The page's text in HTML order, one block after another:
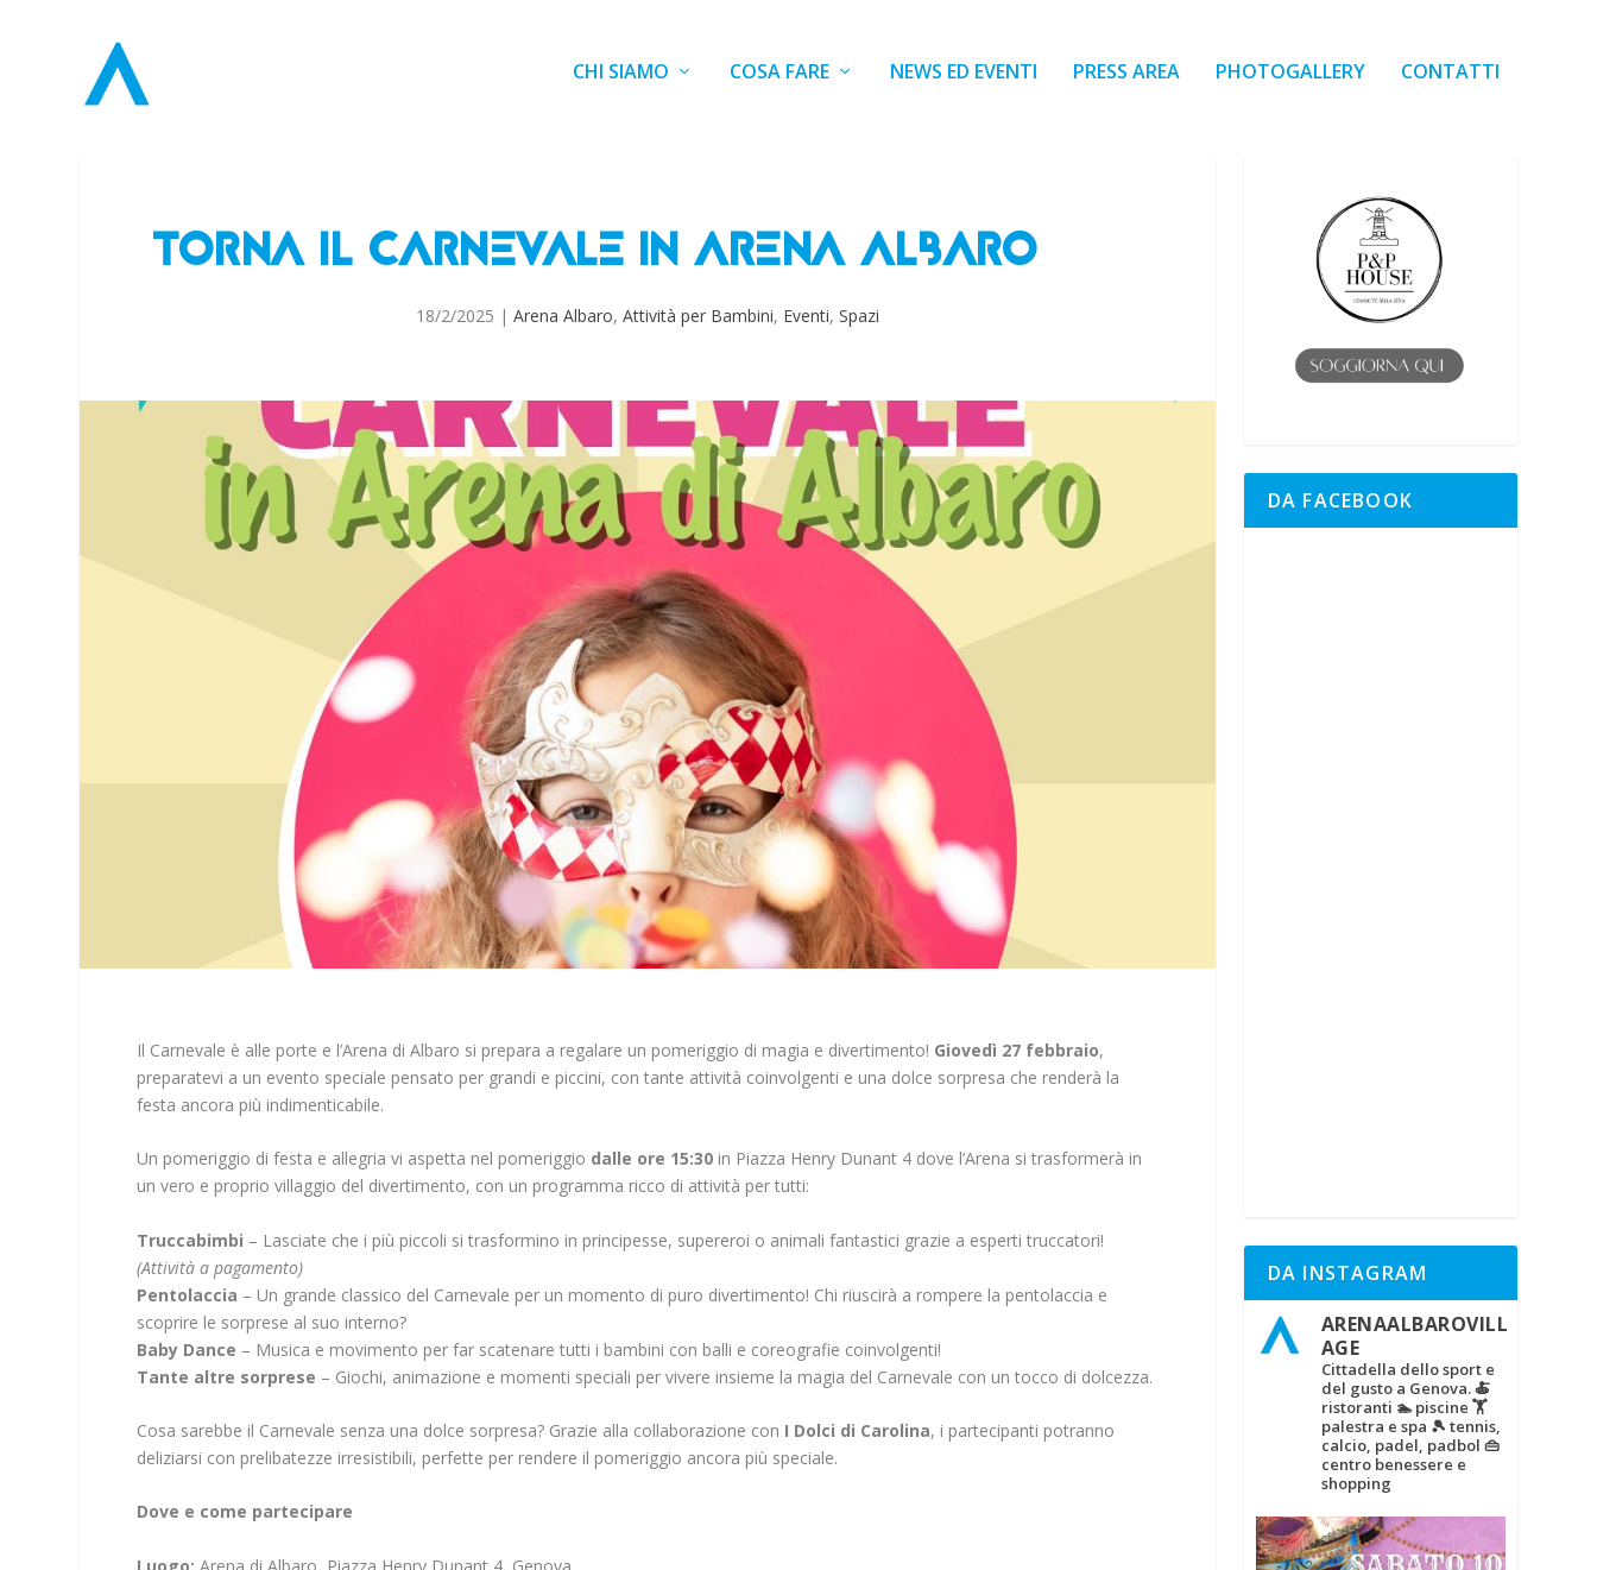
CHI SIAMO COSA FARE NEWS ED EVENTI PRESS AREA PHOTOGALLERY CONTATTI
TORNA IL CARNEVALE IN ARENA ALBARO
18/2/2025 |Arena Albaro,Attività per Bambini, Eventi,Spazi
Il Carnevale è alle porte e l’Arena di Albaro si prepara a regalare un pomeriggio di magia e divertimento! Giovedì 27 febbraio,
preparatevi a un evento speciale pensato per grandi e piccini, con tante attività coinvolgenti e una dolce sorpresa che renderà la
festa ancora più indimenticabile.
Un pomeriggio di festa e allegria vi aspetta nel pomeriggio dalle ore 15:30in Piazza Henry Dunant 4 dove l’Arena si trasformerà in
un vero e proprio villaggio del divertimento, con un programma ricco di attività per tutti:
Truccabimbi – Lasciate che i più piccoli si trasformino in principesse, supereroi o animali fantastici grazie a esperti truccatori!
(Attività a pagamento)
Pentolaccia – Un grande classico del Carnevale per un momento di puro divertimento! Chi riuscirà a rompere la pentolaccia e
scoprire le sorprese al suo interno?
Baby Dance – Musica e movimento per far scatenare tutti i bambini con balli e coreografie coinvolgenti!
Tante altre sorprese – Giochi, animazione e momenti speciali per vivere insieme la magia del Carnevale con un tocco di dolcezza.
Cosa sarebbe il Carnevale senza una dolce sorpresa? Grazie alla collaborazione con I Dolci di Carolina, i partecipanti potranno
deliziarsi con prelibatezze irresistibili, perfette per rendere il pomeriggio ancora più speciale.
Dove e come partecipare
DA FACEBOOK
DA INSTAGRAM
ARENAALBAROVILL
AGE
Cittadella dello sport e
del gusto a Genova.🍝
ristoranti 🏊 piscine 🏋‍
palestra e spa 🎾 tennis,
calcio, padel, padbol 👜
centro benessere e
shopping